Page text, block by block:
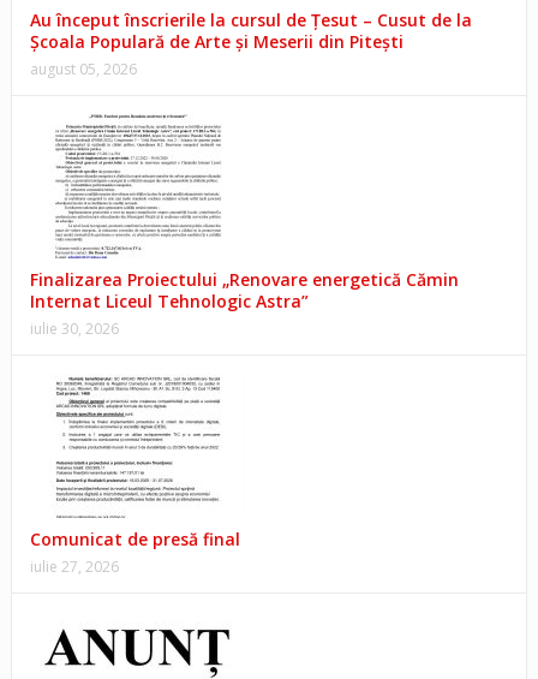
Au început înscrierile la cursul de Țesut – Cusut de la
Școala Populară de Arte și Meserii din Pitești
august 05, 2026
Finalizarea Proiectului „Renovare energetică Cămin
Internat Liceul Tehnologic Astra”
iulie 30, 2026
Comunicat de presă final
iulie 27, 2026